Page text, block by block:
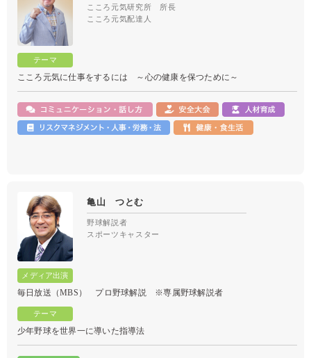
こころ元気研究所 所長
こころ元気配達人
こころ元気に仕事をするには ～心の健康を保つために～
亀山 つとむ
野球解説者
スポーツキャスター
毎日放送（MBS） プロ野球解説 ※専属野球解説者
少年野球を世界一に導いた指導法